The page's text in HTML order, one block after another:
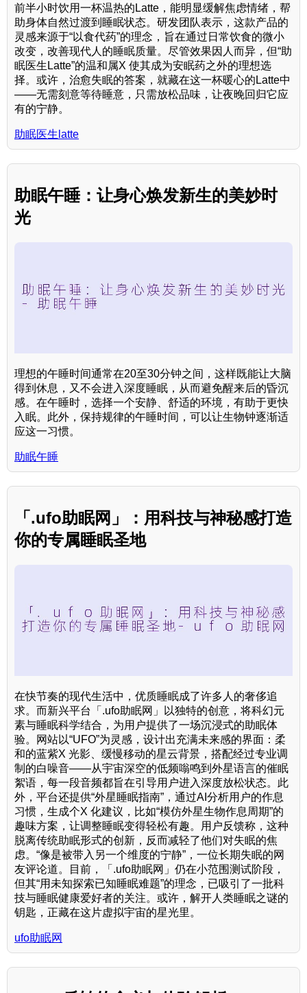
前半小时饮用一杯温热的Latte，能明显缓解焦虑情绪，帮
助身体自然过渡到睡眠状态。研发团队表示，这款产品的
灵感来源于“以食代药”的理念，旨在通过日常饮食的微小
改变，改善现代人的睡眠质量。尽管效果因人而异，但“助
眠医生Latte”的温和属X 使其成为安眠药之外的理想选
择。或许，治愈失眠的答案，就藏在这一杯暖心的Latte中
——无需刻意等待睡意，只需放松品味，让夜晚回归它应
有的宁静。
助眠医生latte
助眠午睡：让身心焕发新生的美妙时
光
理想的午睡时间通常在20至30分钟之间，这样既能让大脑
得到休息，又不会进入深度睡眠，从而避免醒来后的昏沉
感。在午睡时，选择一个安静、舒适的环境，有助于更快
入眠。此外，保持规律的午睡时间，可以让生物钟逐渐适
应这一习惯。
助眠午睡
「.ufo助眠网」：用科技与神秘感打造
你的专属睡眠圣地
在快节奏的现代生活中，优质睡眠成了许多人的奢侈追
求。而新兴平台「.ufo助眠网」以独特的创意，将科幻元
素与睡眠科学结合，为用户提供了一场沉浸式的助眠体
验。网站以“UFO”为灵感，设计出充满未来感的界面：柔
和的蓝紫X 光影、缓慢移动的星云背景，搭配经过专业调
制的白噪音——从宇宙深空的低频嗡鸣到外星语言的催眠
絮语，每一段音频都旨在引导用户进入深度放松状态。此
外，平台还提供“外星睡眠指南”，通过AI分析用户的作息
习惯，生成个X 化建议，比如“模仿外星生物作息周期”的
趣味方案，让调整睡眠变得轻松有趣。用户反馈称，这种
脱离传统助眠形式的创新，反而减轻了他们对失眠的焦
虑。“像是被带入另一个维度的宁静”，一位长期失眠的网
友评论道。目前，「.ufo助眠网」仍在小范围测试阶段，
但其“用未知探索已知睡眠难题”的理念，已吸引了一批科
技与睡眠健康爱好者的关注。或许，解开人类睡眠之谜的
钥匙，正藏在这片虚拟宇宙的星光里。
ufo助眠网